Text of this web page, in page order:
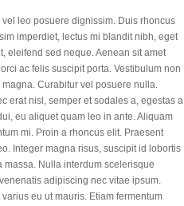
leo posuere dignissim. Duis rhoncus
imperdiet, lectus mi blandit nibh, eget
eleifend sed neque. Aenean sit amet
ac felis suscipit porta. Vestibulum non
Curabitur vel posuere nulla.
erat nisl, semper et sodales a, egestas a
eu aliquet quam leo in ante. Aliquam
mi. Proin a rhoncus elit. Praesent
Integer magna risus, suscipit id lobortis
massa. Nulla interdum scelerisque
adipiscing nec vitae ipsum.
eu ut mauris. Etiam fermentum